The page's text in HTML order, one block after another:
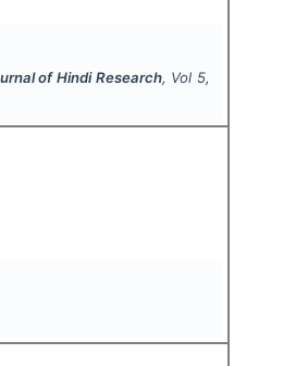
of Hindi Research, Vol 5,